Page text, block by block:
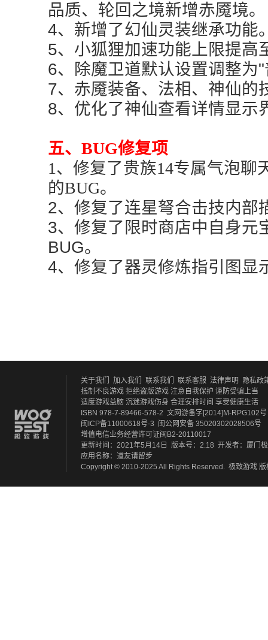
品质、轮回之境新增赤魇境。
4、新增了幻仙灵装继承功能
5、小狐狸加速功能上限提高
6、除魔卫道默认设置调整为
7、赤魇装备、法相、神仙的
8、优化了神仙查看详情显示
五、BUG修复项
1、修复了贵族14专属气泡聊
的BUG。
2、修复了连星弩合击技内部
3、修复了限时商店中自身元
BUG。
4、修复了器灵修炼指引图显
关于我们 加入我们 联系我们 联系客服 法律声明
隐私政
抵制不良游戏 拒绝盗版游戏 注意自我保护 谨防受骗上当
适度游戏益脑 沉迷游戏伤身 合理安排时间 享受健康生活
ISBN 978-7-89466-578-2 文网游备字[2014]M-RPG102号
闽ICP备11000618号-3 闽公网安备 35020302028506号
增值电信业务经营许可证闽B2-20110017
更新时间：2021年5月14日
版本号：2.18 开发者：厦门
应用名称：道友请留步
Copyright © 2010-2025 All Rights Reserved. 极致游戏 版